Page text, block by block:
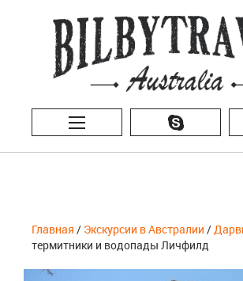
Главная / Экскурсии в Австралии /
термитники и водопады Личфилд